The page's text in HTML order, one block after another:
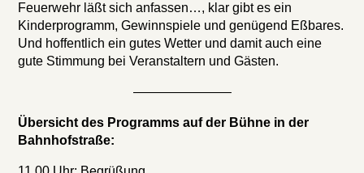
Feuerwehr läßt sich anfassen…, klar gibt es ein
Kinderprogramm, Gewinnspiele und genügend Eßbares.
Und hoffentlich ein gutes Wetter und damit auch eine
gute Stimmung bei Veranstaltern und Gästen.
———————–
Übersicht des Programms auf der Bühne in der
Bahnhofstraße: